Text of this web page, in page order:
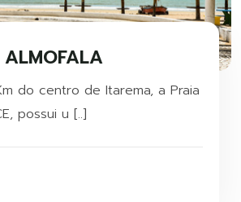
do centro de Itarema, a Praia
possui u [..]